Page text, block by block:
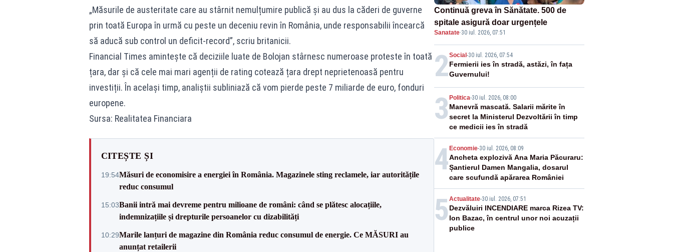
„Măsurile de austeritate care au stârnit nemulțumire publică și au dus la căderi de guverne
prin toată Europa în urmă cu peste un deceniu revin în România, unde responsabilii încearcă
să aducă sub control un deficit-record”, scriu britanicii.
Financial Times amintește că deciziile luate de Bolojan stârnesc numeroase proteste în toată
țara, dar și că cele mai mari agenții de rating cotează țara drept neprietenoasă pentru
investiții. În același timp, analiștii subliniază că vom pierde peste 7 miliarde de euro, fonduri
europene.
Sursa: Realitatea Financiara
CITEȘTE ȘI
19:54Măsuri de economisire a energiei în România. Magazinele sting reclamele, iar autoritățile
reduc consumul
15:03Banii intră mai devreme pentru milioane de români: când se plătesc alocațiile,
indemnizațiile și drepturile persoanelor cu dizabilități
10:29Marile lanțuri de magazine din România reduc consumul de energie. Ce MĂSURI au
anunțat retailerii
Continuă greva în Sănătate. 500 de
spitale asigură doar urgențele
Sanatate·30 iul. 2026, 07:51
2Social -30 iul. 2026, 07:54
Fermierii ies în stradă, astăzi, în fața
Guvernului!
3 Politica-30 iul. 2026, 08:00
Manevră mascată. Salarii mărite în
secret la Ministerul Dezvoltării în timp
ce medicii ies în stradă
4 Economie-30 iul. 2026, 08:09
Ancheta explozivă Ana Maria Păcuraru:
Șantierul Damen Mangalia, dosarul
care scufundă apărarea României
5 Actualitate-30 iul. 2026, 07:51
Dezvăluiri INCENDIARE marca Rizea TV:
Ion Bazac, în centrul unor noi acuzații
publice